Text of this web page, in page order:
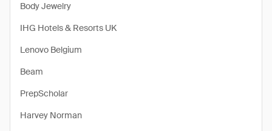
Body Jewelry
IHG Hotels & Resorts UK
Lenovo Belgium
Beam
PrepScholar
Harvey Norman